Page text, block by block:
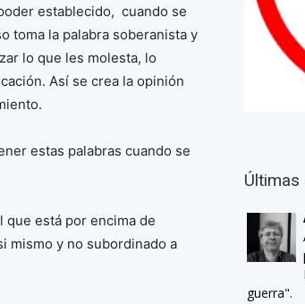
establecido, cuando se
toma la palabra soberanista y
lo que les molesta, lo
Así se crea la opinión
estas palabras cuando se
que está por encima de
mismo y no subordinado a
Últimas
guerra".